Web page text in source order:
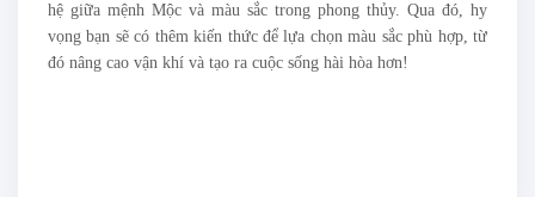
hệ giữa mệnh Mộc và màu sắc trong phong thủy. Qua đó, hy
vọng bạn sẽ có thêm kiến thức để lựa chọn màu sắc phù hợp, từ
đó nâng cao vận khí và tạo ra cuộc sống hài hòa hơn!